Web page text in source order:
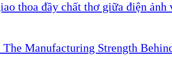
thoa đầy chất thơ giữa điện ảnh
Manufacturing Strength